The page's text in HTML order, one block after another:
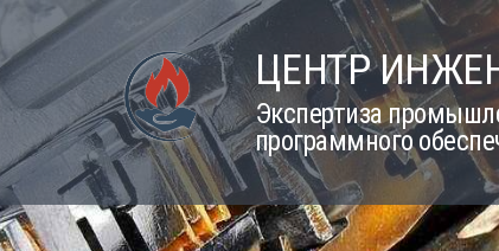
Skip
to
content
ЦЕНТР
Экспертиза
программного